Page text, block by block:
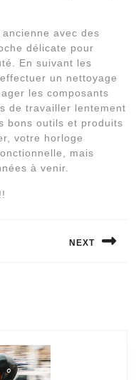
avec des
délicate pour
En suivant les
un nettoyage
les composants
de travailler lentement
bons outils et produits
votre horloge
mais
à venir.
NEXT